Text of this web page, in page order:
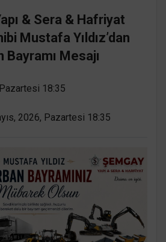
& Sera & Hafriyat
Mustafa Yıldız’dan
Bayramı Mesajı
18:35
2026, Pazartesi 18:35